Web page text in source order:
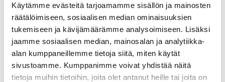
Käytämme evästeitä tarjoamamme sisällön ja mainosten
räätälöimiseen, sosiaalisen median ominaisuuksien
tukemiseen ja kävijämäärämme analysoimiseen. Lisäksi
jaamme sosiaalisen median, mainosalan ja analytiikka-
alan kumppaneillemme tietoja siitä, miten käytät
sivustoamme. Kumppanimme voivat yhdistää näitä
tietoja muihin tietoihin, joita olet antanut heille tai joita on
vireillepanoja enemmän kuin vuosi sitten, toukokuussa määrä
oli 366 ja kesäkuussa 305 konkurssia. Kustannuspaineet ja
heikentynyt kysyntä ovat vieneet etenkin palvelu- ja
rakennusalan toimijoita vaikeuksiin.
Vaikutukset näkyvät myös paikallisesti. Tilastokeskuksen mukaan
vuonna 2025 käynnistettyjä konkursseja on ollut Hausjärvellä 1,